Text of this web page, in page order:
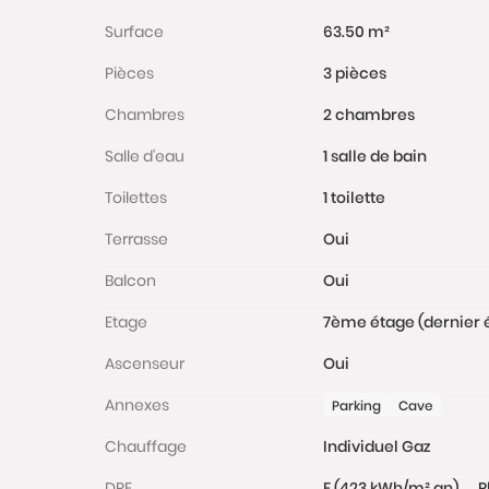
Surface
63.50 m²
Pièces
3 pièces
Chambres
2 chambres
Salle d'eau
1 salle de bain
Toilettes
1 toilette
Terrasse
Oui
Balcon
Oui
Etage
7ème étage (dernier
Ascenseur
Oui
Annexes
Parking Cave
Chauffage
Individuel Gaz